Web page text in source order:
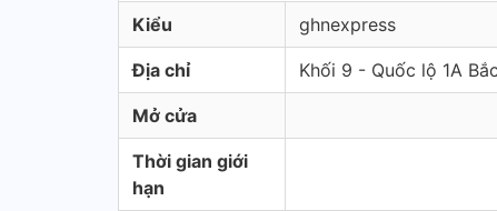
Kiểu ghnexpress
Địa chỉ Khối 9 - Quốc lộ 1A
Mở cửa
Thời gian giới
hạn